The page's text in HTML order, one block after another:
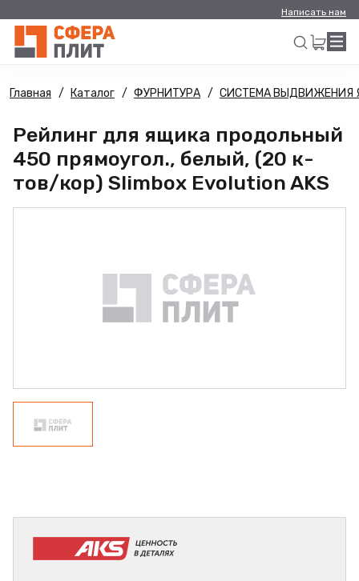
Написать нам
Искать
Главная Каталог ФУРНИТУРА СИСТЕМА ВЫДВИЖЕНИЯ
Рейлинг для ящика продольный
450 прямоугол., белый, (20 к-
тов/кор) Slimbox Evolution AKS